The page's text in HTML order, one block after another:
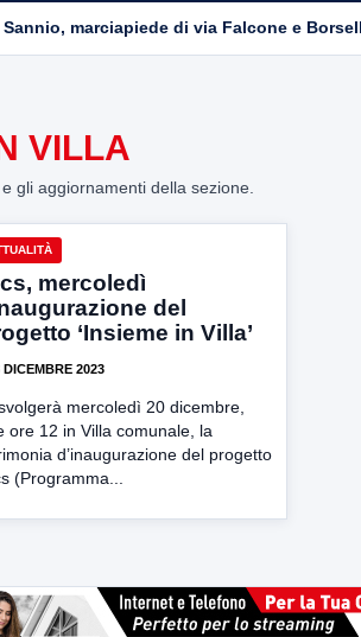
marciapiede di via Falcone e
VILLA
gli aggiornamenti della sezione.
mercoledì
del
‘Insieme in Villa’
DICEMBRE 2023
mercoledì 20 dicembre,
ore 12 in Villa comunale, la
d’inaugurazione del progetto
(Programma...